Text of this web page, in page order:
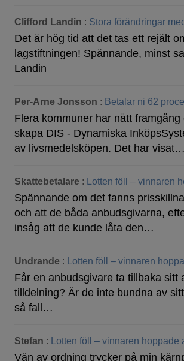
Clifford Landin : Stora förändringar
Det är hög tid att det tas ett rejält
lagstiftningen! Spännande, minst
Landin
Per-Arne Jonsson : Betalar ni 62
Flera kommuner har nått framgång
skapa DIS - Dynamiska
av livsmedelsköpen. Det har visat…
Skattebetalare : Lotten föll – vinnaren
Spännande om det fanns
och att de båda anbudsgivarna,
insåg att de kunde låta den…
Undrande : Lotten föll – vinnaren
Får en anbudsgivare ta tillbaka sitt
tilldelning? Är de inte bundna av
så fall…
Stefan : Lotten föll – vinnaren hoppade
Vän av ordning trycker på min